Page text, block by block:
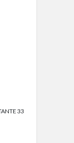
33